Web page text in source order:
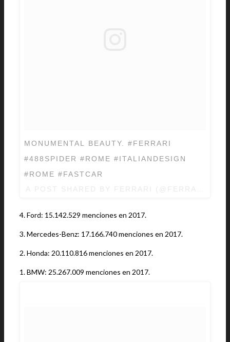
MONUMENTAL BEAUTY. #FERRARI
#488SPIDER #ROME #ITALIANDESIGN
#ROME #FASTCAR
4. Ford: 15.142.529 menciones en 2017.
3. Mercedes-Benz: 17.166.740 menciones en 2017.
2. Honda: 20.110.816 menciones en 2017.
1. BMW: 25.267.009 menciones en 2017.